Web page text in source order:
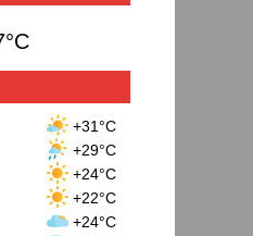
+31°C
+29°C
+24°C
+22°C
+24°C